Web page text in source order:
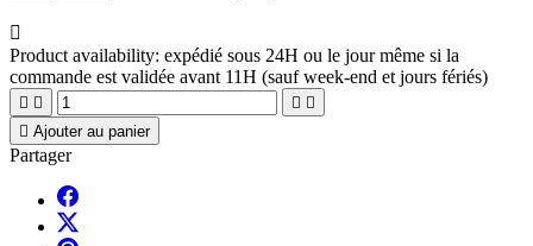

Product availability: expédié sous 24H ou le jour même si la
commande est validée avant 11H (sauf week-end et jours fériés)
   
 Ajouter au panier
Partager